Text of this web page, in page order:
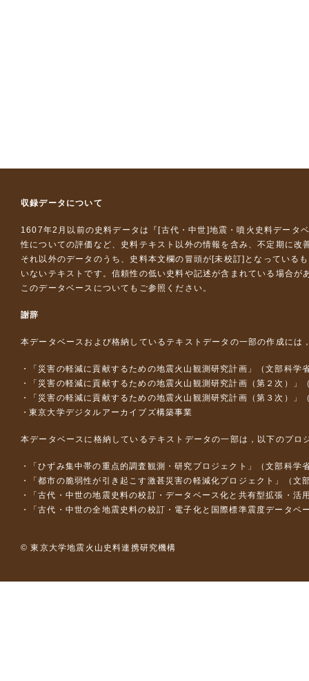
収録データについて
1607年2月以前の史料データは『 [古代・中世]地震・噴火史料データ
性についての評価など、史料テキスト以外の情報を含み、不定期に改
それ以外のデータのうち、史料本文欄の冒頭が[未校訂]となっている
いないテキストです。信頼性の低い史料や記述が含まれている場合が
このデータベースについて もご参照ください。
謝辞
本データベースおよび格納しているテキストデータの一部の作成には
「災害の軽減に貢献するための地震火山観測研究計画」（文部科学
「災害の軽減に貢献するための地震火山観測研究計画（第２次）」
「災害の軽減に貢献するための地震火山観測研究計画（第３次）」
東京大学デジタルアーカイブズ構築事業
本データベースに格納しているテキストデータの一部は，以下のプロ
「ひずみ集中帯の重点的調査観測・研究プロジェクト」（文部科
「都市の脆弱性が引き起こす激甚災害の軽減化プロジェクト」（
「古代・中世の地震史料の校訂・データベース化と共有型拡張・
「古代・中世の全地震史料の校訂・電子化と国際標準震度データ
© 東京大学地震火山史料連携研究機構